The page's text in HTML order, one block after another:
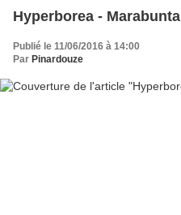
Hyperborea - Marabunta
Publié le 11/06/2016 à 14:00
Par Pinardouze